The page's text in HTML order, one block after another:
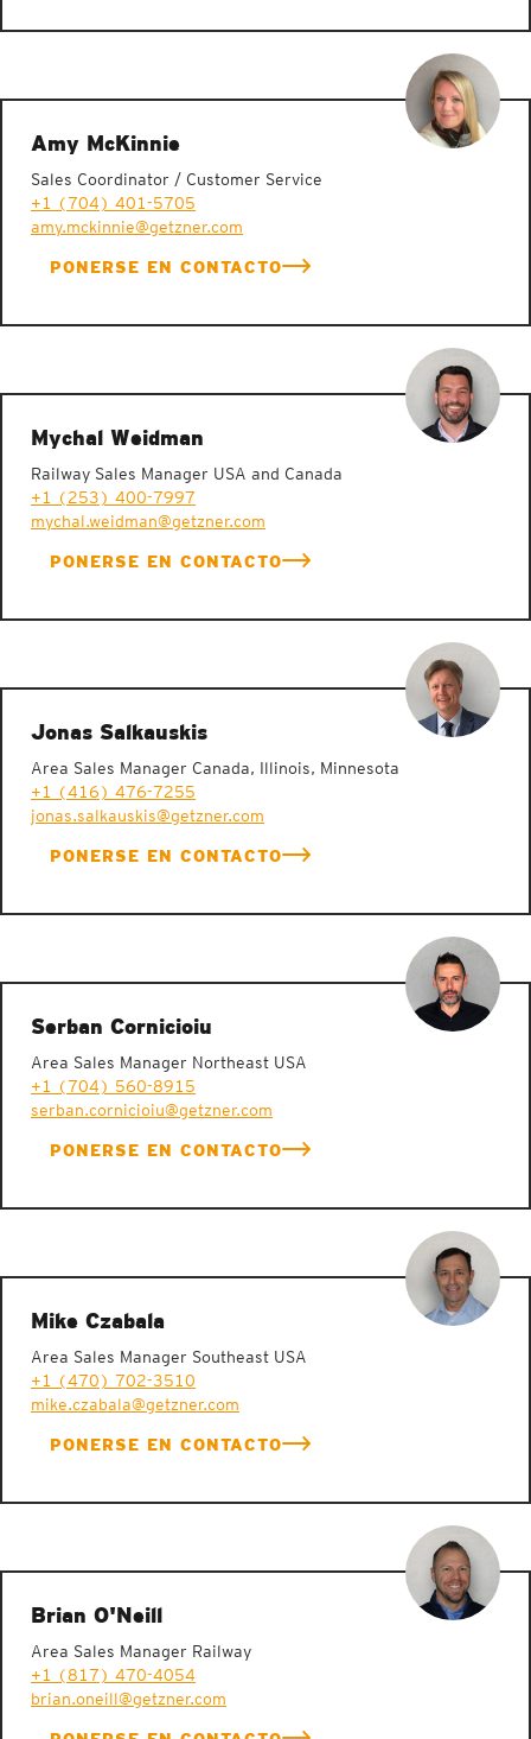
Amy McKinnie
Sales Coordinator / Customer Service
+1 (704) 401-5705
amy.mckinnie@getzner.com
PONERSE EN CONTACTO
Mychal Weidman
Railway Sales Manager USA and Canada
+1 (253) 400-7997
mychal.weidman@getzner.com
PONERSE EN CONTACTO
Jonas Salkauskis
Area Sales Manager Canada, Illinois, Minnesota
+1 (416) 476-7255
jonas.salkauskis@getzner.com
PONERSE EN CONTACTO
Serban Cornicioiu
Area Sales Manager Northeast USA
+1 (704) 560-8915
serban.cornicioiu@getzner.com
PONERSE EN CONTACTO
Mike Czabala
Area Sales Manager Southeast USA
+1 (470) 702-3510
mike.czabala@getzner.com
PONERSE EN CONTACTO
Brian O'Neill
Area Sales Manager Railway
+1 (817) 470-4054
brian.oneill@getzner.com